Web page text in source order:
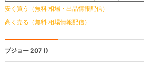
安く買う（無料 相場・出品情報配信）
高く売る（無料 相場情報配信）
プジョー 207 ()